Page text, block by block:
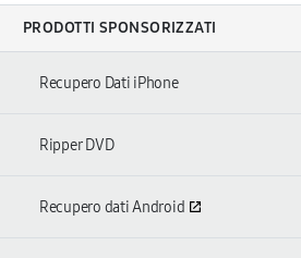
PRODOTTI SPONSORIZZATI
Recupero Dati iPhone
Ripper DVD
Recupero dati Android